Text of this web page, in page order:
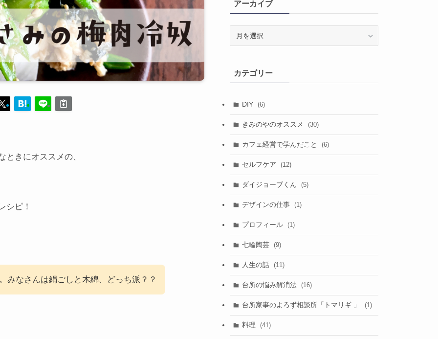
ときにオススメの、
シピ！
みなさんは絹ごしと木綿、どっち派？？
アーカイブ
ブカテゴリー
DIY (6)
きみのやのオススメ (30)
カフェ経営で学んだこと (6)
セルフケア (12)
ダイジョーブくん (5)
デザインの仕事 (1)
プロフィール (1)
七輪陶芸 (9)
人生の話 (11)
台所の悩み解消法 (16)
台所家事のよろず相談所「トマリギ 」 (1)
料理 (41)